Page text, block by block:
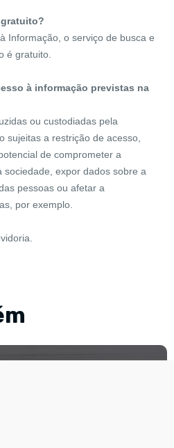
Informação, o serviço de busca e
é gratuito.
à informação previstas na
ou custodiadas pela
sujeitas a restrição de acesso,
de comprometer a
sociedade, expor dados sobre a
pessoas ou afetar a
por exemplo.